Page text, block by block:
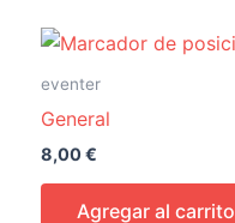
eventer
General
8,00€
Agregar al carrito